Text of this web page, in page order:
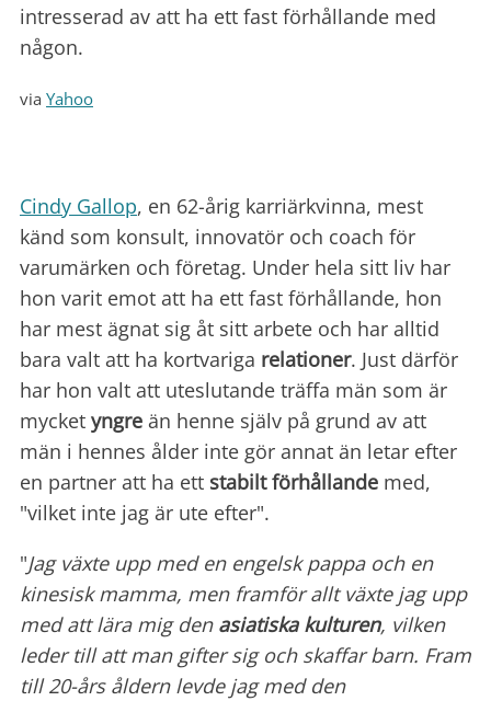
intresserad av att ha ett fast förhållande med
någon.
via Yahoo
Cindy Gallop, en 62-årig karriärkvinna, mest
känd som konsult, innovatör och coach för
varumärken och företag. Under hela sitt liv har
hon varit emot att ha ett fast förhållande, hon
har mest ägnat sig åt sitt arbete och har alltid
bara valt att ha kortvariga relationer. Just därför
har hon valt att uteslutande träffa män som är
mycket yngre än henne själv på grund av att
män i hennes ålder inte gör annat än letar efter
en partner att ha ett stabilt förhållande med,
"vilket inte jag är ute efter".
"Jag växte upp med en engelsk pappa och en
kinesisk mamma, men framför allt växte jag upp
med att lära mig den asiatiska kulturen, vilken
leder till att man gifter sig och skaffar barn. Fram
till 20-års åldern levde jag med den